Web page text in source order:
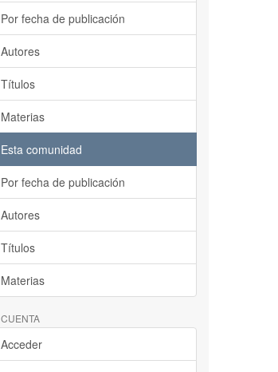
Por fecha de publicación
Autores
Títulos
Materias
Esta comunidad
Por fecha de publicación
Autores
Títulos
Materias
Acceder